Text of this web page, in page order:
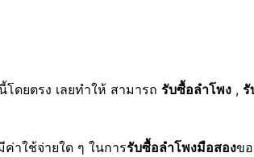
ดยตรง เลยทำให้ สามารถ รับซื้อลำโพง , รั
าใช้จ่ายใด ๆ ในการรับซื้อลำโพงมือสองข